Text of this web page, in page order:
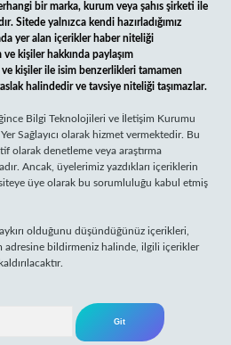
bir marka, kurum veya şahıs şirketi ile
Sitede yalnızca kendi hazırladığımız
yer alan içerikler haber niteliği
kişiler hakkında paylaşım
kişiler ile isim benzerlikleri tamamen
halindedir ve tavsiye niteliği taşımazlar.
Bilgi Teknolojileri ve İletişim Kurumu
Sağlayıcı olarak hizmet vermektedir. Bu
olarak denetleme veya araştırma
Ancak, üyelerimiz yazdıkları içeriklerin
üye olarak bu sorumluluğu kabul etmiş
olduğunu düşündüğünüz içerikleri,
adresine bildirmeniz halinde, ilgili içerikler